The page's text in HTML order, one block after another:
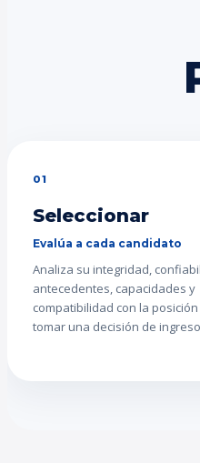
01
Seleccionar
Evalúa a cada candidato
Analiza su integridad,
antecedentes, capacidades y
compatibilidad con la
tomar una decisión de